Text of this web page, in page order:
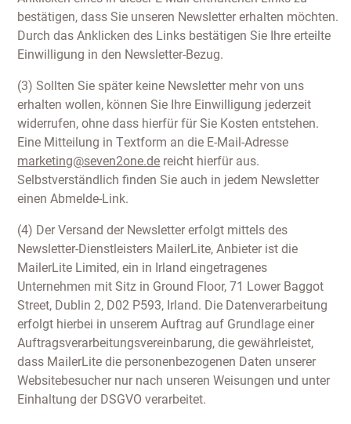
bestätigen, dass Sie unseren Newsletter erhalten möchten.
Durch das Anklicken des Links bestätigen Sie Ihre erteilte
Einwilligung in den Newsletter-Bezug.
(3) Sollten Sie später keine Newsletter mehr von uns
erhalten wollen, können Sie Ihre Einwilligung jederzeit
widerrufen, ohne dass hierfür für Sie Kosten entstehen.
Eine Mitteilung in Textform an die E-Mail-Adresse
marketing@seven2one.de reicht hierfür aus.
Selbstverständlich finden Sie auch in jedem Newsletter
einen Abmelde-Link.
(4) Der Versand der Newsletter erfolgt mittels des
Newsletter-Dienstleisters MailerLite, Anbieter ist die
MailerLite Limited, ein in Irland eingetragenes
Unternehmen mit Sitz in Ground Floor, 71 Lower Baggot
Street, Dublin 2, D02 P593, Irland. Die Datenverarbeitung
erfolgt hierbei in unserem Auftrag auf Grundlage einer
Auftragsverarbeitungsvereinbarung, die gewährleistet,
dass MailerLite die personenbezogenen Daten unserer
Websitebesucher nur nach unseren Weisungen und unter
Einhaltung der DSGVO verarbeitet.